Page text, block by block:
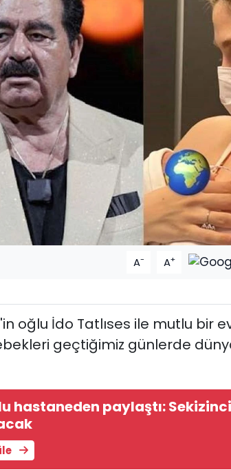
A- A+
oğlu İdo Tatlıses ile mutlu bir
geçtiğimiz günlerde
hastaneden paylaştı: